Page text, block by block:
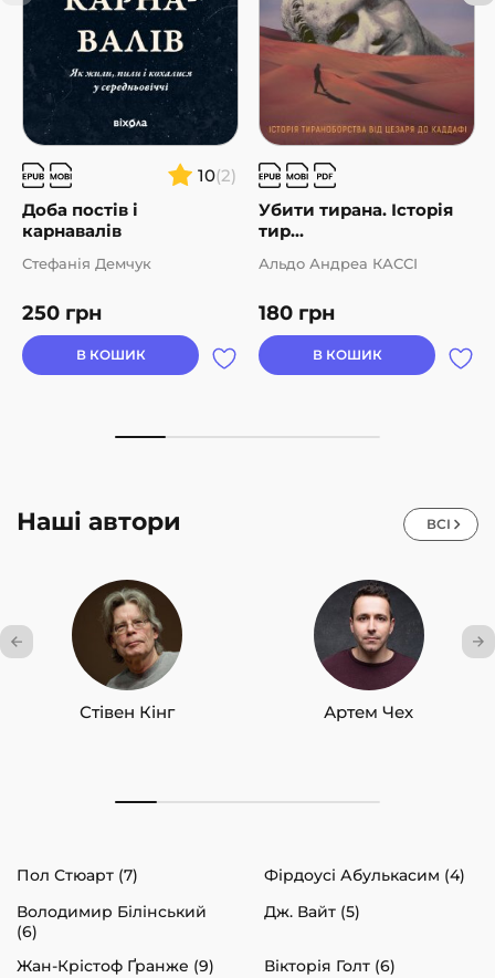
10(2)
Доба постів і
карнавалів
250 грн
Стефанія Демчук
В КОШИК
Убити тирана. Історія
тир...
180 грн
Альдо Андреа КАССІ
В КОШИК
Наші автори ВСІ
Стівен Кінг Артем Чех
Пол Стюарт (7)
Фірдоусі Абулькасим (4)
Володимир Білінський
(6)
Дж. Вайт (5)
Жан-Крістоф Ґранже (9)
Вікторія Голт (6)